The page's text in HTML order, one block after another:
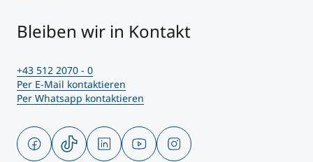
Bleiben wir in Kontakt
+43 512 2070 - 0
Per E-Mail kontaktieren
Per Whatsapp kontaktieren